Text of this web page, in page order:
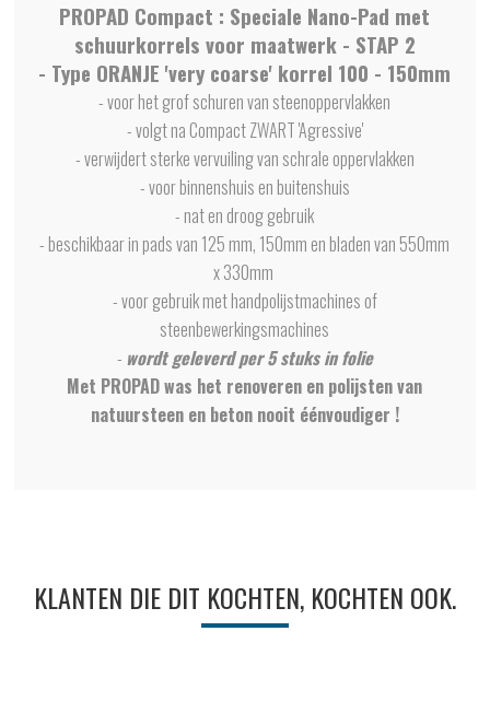
PROPAD Compact : Speciale Nano-Pad met
schuurkorrels voor maatwerk - STAP 2
- Type ORANJE 'very coarse' korrel 100 - 150mm
- voor het grof schuren van steenoppervlakken
- volgt na Compact ZWART 'Agressive'
- verwijdert sterke vervuiling van schrale oppervlakken
- voor binnenshuis en buitenshuis
- nat en droog gebruik
- beschikbaar in pads van 125 mm, 150mm en bladen van 550mm
x 330mm
- voor gebruik met handpolijstmachines of
steenbewerkingsmachines
- wordt geleverd per 5 stuks in folie
Met PROPAD was het renoveren en polijsten van
natuursteen en beton nooit éénvoudiger !
KLANTEN DIE DIT KOCHTEN, KOCHTEN OOK.